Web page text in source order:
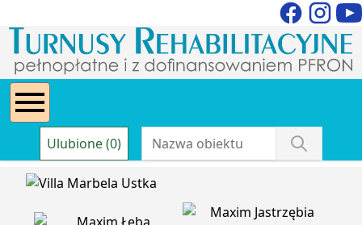
Ulubione (0)